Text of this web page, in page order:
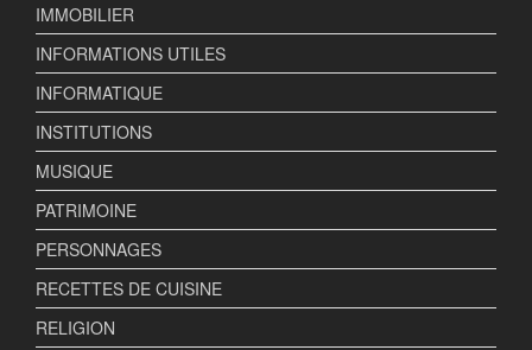
IMMOBILIER
INFORMATIONS UTILES
INFORMATIQUE
INSTITUTIONS
MUSIQUE
PATRIMOINE
PERSONNAGES
RECETTES DE CUISINE
RELIGION